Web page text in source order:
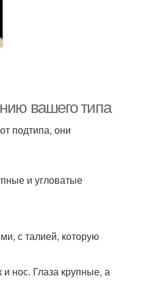
вашего типа
подтипа, они
и угловатые
с талией, которую
нос. Глаза крупные, а